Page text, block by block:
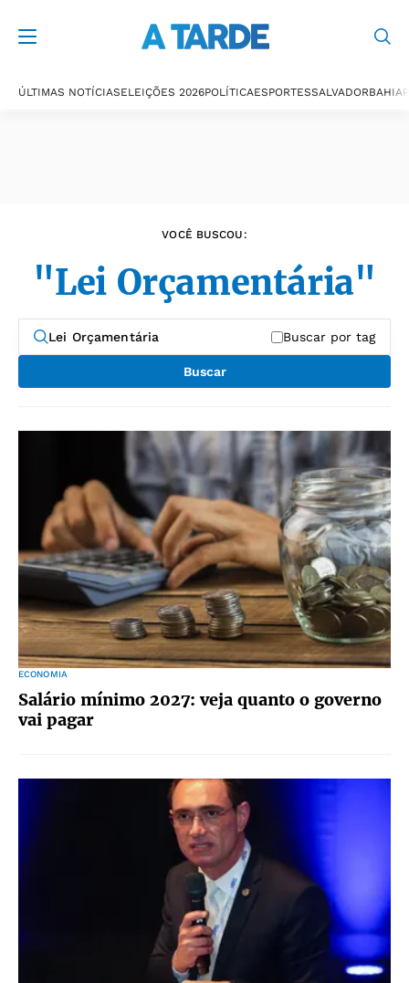
ÚLTIMAS NOTÍCIASELEIÇÕES 2026POLÍTICAESPORTESSALVADORBAHIA
VOCÊ BUSCOU:
"Lei Orçamentária"
Buscar por tag
Buscar
ECONOMIA
Salário mínimo 2027: veja quanto o governo
vai pagar